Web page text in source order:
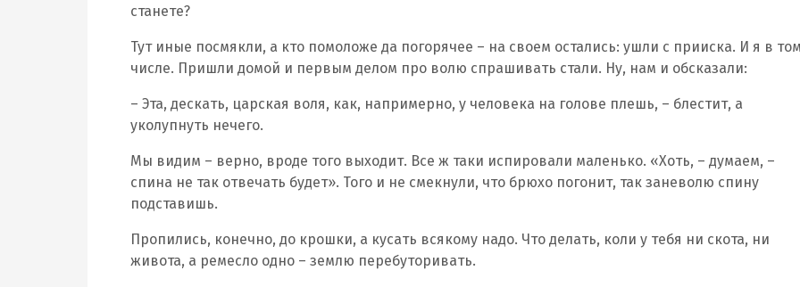
станете?
Тут иные посмякли, а кто помоложе да погорячее – на своем остались: ушли с прииска. И я в
числе. Пришли домой и первым делом про волю спрашивать стали. Ну, нам и обсказали:
– Эта, дескать, царская воля, как, напримерно, у человека на голове плешь, – блестит, а
уколупнуть нечего.
Мы видим – верно, вроде того выходит. Все ж таки испировали маленько. «Хоть, – думаем, –
спина не так отвечать будет». Того и не смекнули, что брюхо погонит, так заневолю спину
подставишь.
Пропились, конечно, до крошки, а кусать всякому надо. Что делать, коли у тебя ни скота, ни
живота, а ремесло одно – землю перебуторивать.